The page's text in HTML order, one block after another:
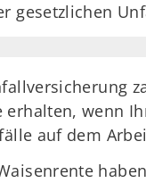
gesetzlichen
erhalten, wenn
auf dem